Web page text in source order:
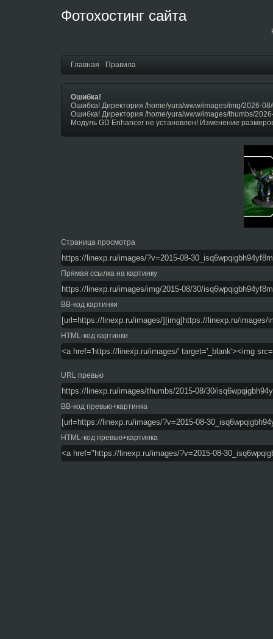
Фотохостинг сайта
Главная Правила
Ошибка!
Ошибка! Директория /home/yura/www/images/img/2026-
Ошибка! Директория /home/yura/www/images/thumbs/
Модуль GD Enhancer не установлен! Изменение
Страница просмотра
Прямая ссылка на картинку
BB-код картинки
HTML-код картинки
URL превью
BB-код превью+картинка
HTML-код превью+картинка